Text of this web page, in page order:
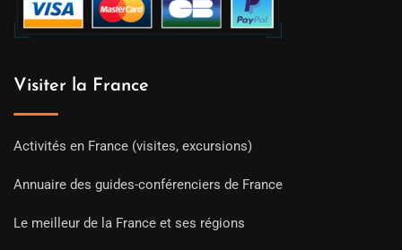
Visiter la France
Activités en France (visites, excursions)
Annuaire des guides-conférenciers de France
Le meilleur de la France et ses régions